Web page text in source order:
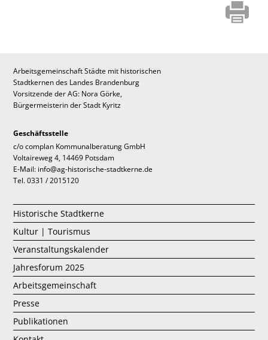
Arbeitsgemeinschaft Städte mit historischen
Stadtkernen des Landes Brandenburg
Vorsitzende der AG: Nora Görke,
Bürgermeisterin der Stadt Kyritz
Geschäftsstelle
c/o complan Kommunalberatung GmbH
Voltaireweg 4, 14469 Potsdam
E-Mail: info@ag-historische-stadtkerne.de
Tel. 0331 / 2015120
Historische Stadtkerne
Kultur | Tourismus
Veranstaltungskalender
Jahresforum 2025
Arbeitsgemeinschaft
Presse
Publikationen